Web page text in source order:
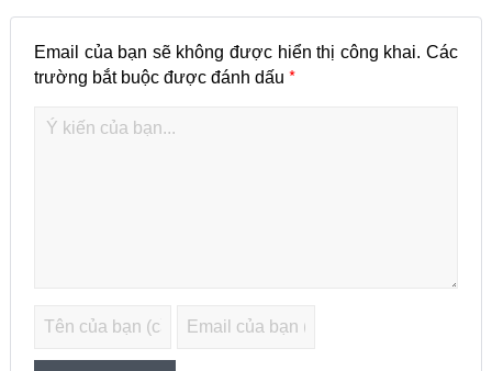
Email của bạn sẽ không được hiển thị công khai. Các
trường bắt buộc được đánh dấu *